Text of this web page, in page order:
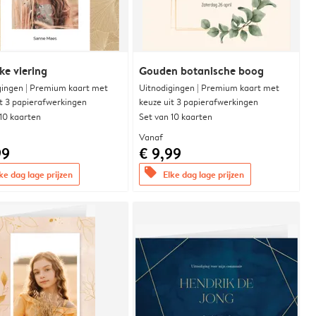
viering
| Premium kaart met
3 papierafwerkingen
kaarten
dag lage prijzen
Gouden botanische boog
Uitnodigingen | Premium kaart met
keuze uit 3 papierafwerkingen
Set van 10 kaarten
Vanaf
€ 9,99
offers Elke dag lage prijzen